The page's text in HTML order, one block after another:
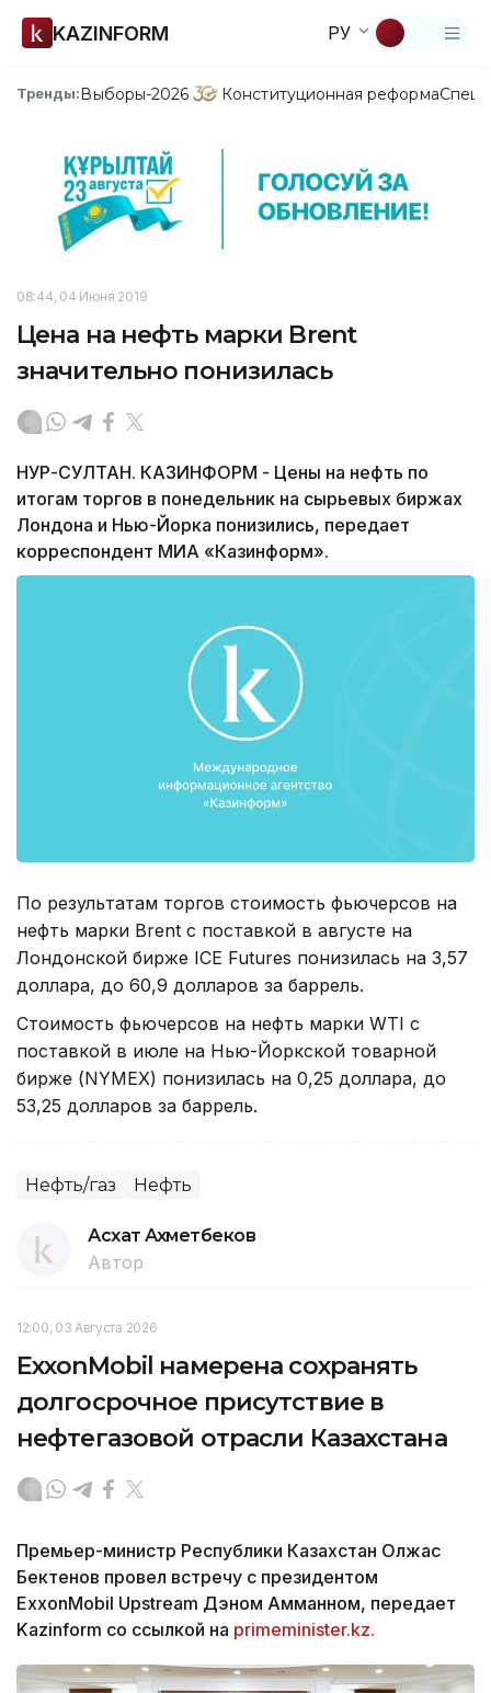
KAZINFORM РУ
Тренды:Выборы-2026 Конституционная реформа
08:44, 04 Июня 2019
Цена на нефть марки Brent
значительно понизилась
НУР-СУЛТАН. КАЗИНФОРМ - Цены на нефть по
итогам торгов в понедельник на сырьевых биржах
Лондона и Нью-Йорка понизились, передает
корреспондент МИА «Казинформ».
По результатам торгов стоимость фьючерсов на
нефть марки Brent с поставкой в августе на
Лондонской бирже ICE Futures понизилась на 3,57
доллара, до 60,9 долларов за баррель.
Стоимость фьючерсов на нефть марки WTI с
поставкой в июле на Нью-Йоркской товарной
бирже (NYMEX) понизилась на 0,25 доллара, до
53,25 долларов за баррель.
Нефть/газ Нефть
Асхат Ахметбеков
Автор
12:00, 03 Августа 2026
ExxonMobil намерена сохранять
долгосрочное присутствие в
нефтегазовой отрасли Казахстана
Премьер-министр Республики Казахстан Олжас
Бектенов провел встречу с президентом
ExxonMobil Upstream Дэном Амманном, передает
Kazinform со ссылкой на primeminister.kz.